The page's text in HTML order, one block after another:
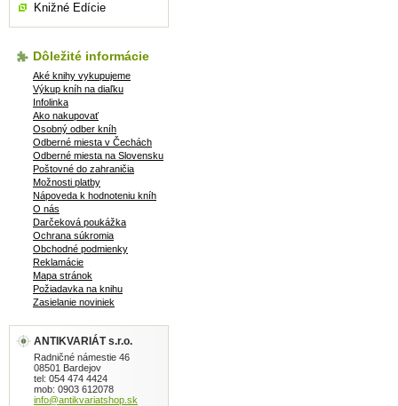
Knižné Edície
Dôležité informácie
Aké knihy vykupujeme
Výkup kníh na diaľku
Infolinka
Ako nakupovať
Osobný odber kníh
Odberné miesta v Čechách
Odberné miesta na Slovensku
Poštovné do zahraničia
Možnosti platby
Nápoveda k hodnoteniu kníh
O nás
Darčeková poukážka
Ochrana súkromia
Obchodné podmienky
Reklamácie
Mapa stránok
Požiadavka na knihu
Zasielanie noviniek
ANTIKVARIÁT s.r.o.
Radničné námestie 46
08501 Bardejov
tel: 054 474 4424
mob: 0903 612078
info@antikvariatshop.sk